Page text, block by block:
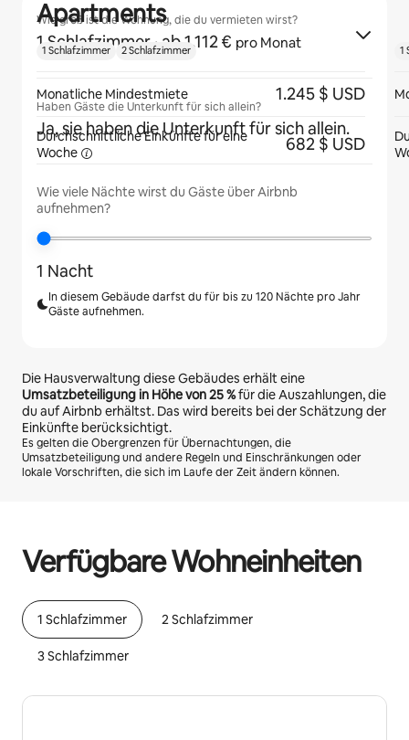
Wie groß ist die Wohnung, die du vermieten wirst?
1 Schlafzimmer · ab 1.112 € pro Monat
Haben Gäste die Unterkunft für sich allein?
Ja, sie haben die Unterkunft für sich allein.
Wie viele Nächte wirst du Gäste über Airbnb
aufnehmen?
1 Nacht
In diesem Gebäude darfst du für bis zu 120 Nächte pro Jahr
Gäste aufnehmen.
Die Hausverwaltung diese Gebäudes erhält eine
Umsatzbeteiligung in Höhe von25 %für die Auszahlungen, die
du auf Airbnb erhältst. Das wird bereits bei der Schätzung der
Einkünfte berücksichtigt.
Es gelten die Obergrenzen für Übernachtungen, die
Umsatzbeteiligung und andere Regeln und Einschränkungen oder
lokale Vorschriften, die sich im Laufe der Zeit ändern können.
Verfügbare Wohneinheiten
1 Schlafzimmer 2 Schlafzimmer
3 Schlafzimmer
Apartments
1 Schlafzimmer 2 Schlafzimmer
Monatliche Mindestmiete 1.245 $ USD
Durchschnittliche Einkünfte für eine
Woche
682 $ USD
1